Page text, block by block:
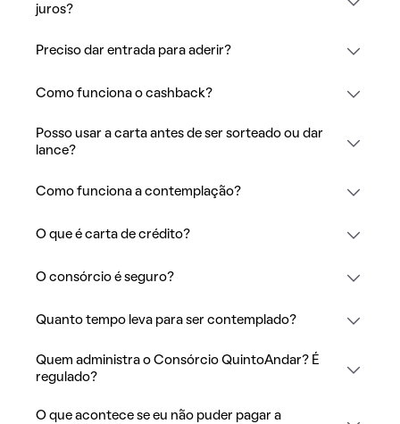
juros?
Preciso dar entrada para aderir?
Como funciona o cashback?
Posso usar a carta antes de ser sorteado ou dar
lance?
Como funciona a contemplação?
O que é carta de crédito?
O consórcio é seguro?
Quanto tempo leva para ser contemplado?
Quem administra o Consórcio QuintoAndar? É
regulado?
O que acontece se eu não puder pagar a